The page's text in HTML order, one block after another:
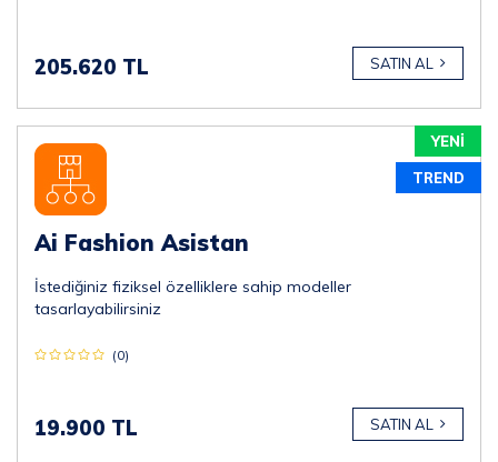
205.620 TL SATIN AL
Ai Fashion Asistan
İstediğiniz fiziksel özelliklere sahip modeller
tasarlayabilirsiniz
(0)
19.900 TL SATIN AL
YENİ
TREND